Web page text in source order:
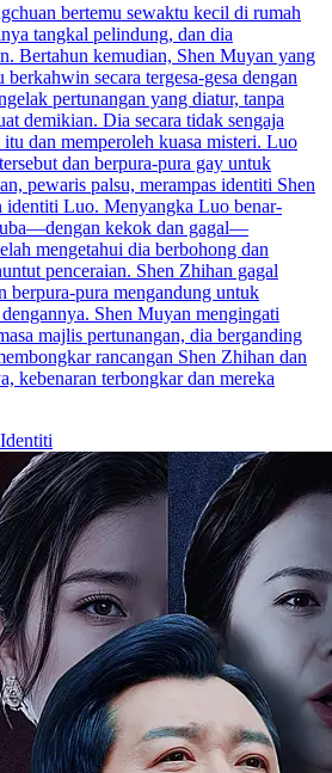
bertemu sewaktu kecil di rumah
tangkal pelindung, dan dia
Bertahun kemudian, Shen Muyan yang
secara tergesa-gesa dengan
pertunangan yang diatur, tanpa
demikian. Dia secara tidak sengaja
dan memperoleh kuasa misteri. Luo
dan berpura-pura gay untuk
pewaris palsu, merampas identiti Shen
identiti Luo. Menyangka Luo benar-
kekok dan gagal—
mengetahui dia berbohong dan
penceraian. Shen Zhihan gagal
berpura-pura mengandung untuk
Shen Muyan mengingati
majlis pertunangan, dia berganding
rancangan Shen Zhihan dan
kebenaran terbongkar dan mereka